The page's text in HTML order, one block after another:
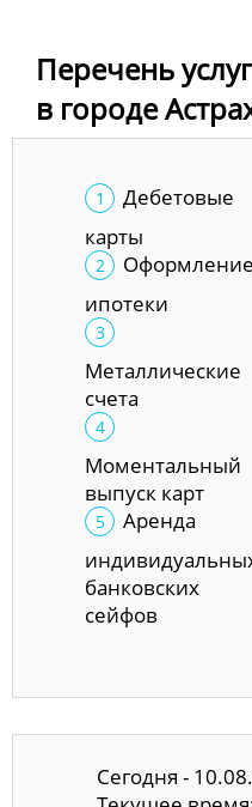
Перечень
в городе
Дебетовые
карты
Оформление
ипотеки
Металлические
счета
Моментальный
выпуск карт
Аренда
банковских
сейфов
Сегодня -